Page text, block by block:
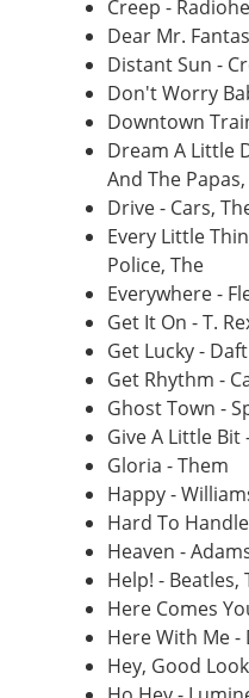
Creep -
Dear Mr.
Distant Sun -
Don't Worry
Downtown
Dream A Little
And The
Drive - Cars,
Every Little
Police, The
Everywhere -
Get It On - T.
Get Lucky -
Get Rhythm -
Ghost Town -
Give A Little
Gloria - Them
Happy -
Hard To
Heaven -
Help! - Beatles,
Here Comes
Here With Me -
Hey, Good